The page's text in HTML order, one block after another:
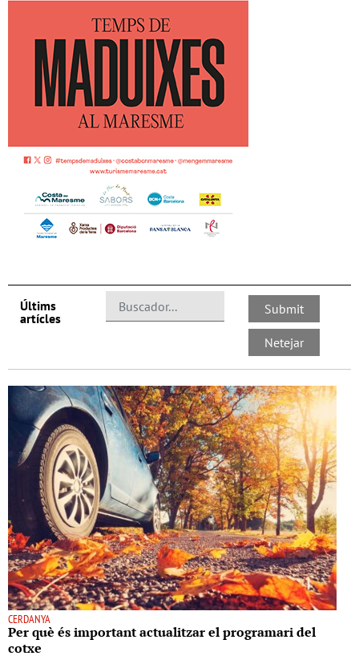
Últims
artícles
CERDANYA
Per què és important actualitzar el programari del
cotxe